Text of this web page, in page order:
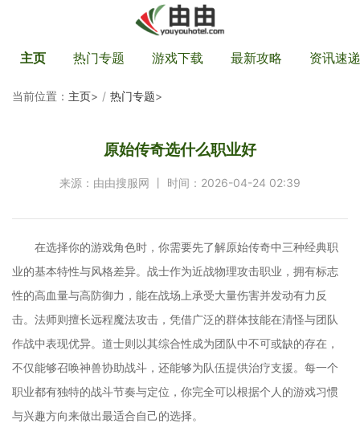
主页 热门专题 游戏下载 最新攻略 资讯速递
当前位置： 主页> 热门专题>
原始传奇选什么职业好
来源：由由搜服网 丨 时间：2026-04-24 02:39
在选择你的游戏角色时，你需要先了解原始传奇中三种经典职
业的基本特性与风格差异。战士作为近战物理攻击职业，拥有标志
性的高血量与高防御力，能在战场上承受大量伤害并发动有力反
击。法师则擅长远程魔法攻击，凭借广泛的群体技能在清怪与团队
作战中表现优异。道士则以其综合性成为团队中不可或缺的存在，
不仅能够召唤神兽协助战斗，还能够为队伍提供治疗支援。每一个
职业都有独特的战斗节奏与定位，你完全可以根据个人的游戏习惯
与兴趣方向来做出最适合自己的选择。